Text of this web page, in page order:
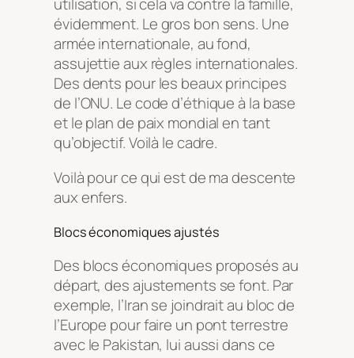
utilisation, si cela va contre la famille,
évidemment. Le gros bon sens. Une
armée internationale, au fond,
assujettie aux règles internationales.
Des dents pour les beaux principes
de l’ONU. Le code d’éthique à la base
et le plan de paix mondial en tant
qu’objectif. Voilà le cadre.
Voilà pour ce qui est de ma descente
aux enfers.
Blocs économiques ajustés
Des blocs économiques proposés au
départ, des ajustements se font. Par
exemple, l’Iran se joindrait au bloc de
l’Europe pour faire un pont terrestre
avec le Pakistan, lui aussi dans ce